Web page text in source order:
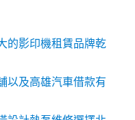
的影印機租賃品牌乾
以及高雄汽車借款有